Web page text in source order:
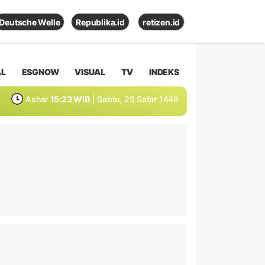
Deutsche Welle Republika.id retizen.id
ESGNOW VISUAL TV INDEKS
Ashar 15:23 WIB | Sabtu, 25 Safar 1448